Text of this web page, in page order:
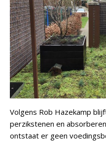
Volgens Rob Hazekamp
perzikstenen en
ontstaat er geen